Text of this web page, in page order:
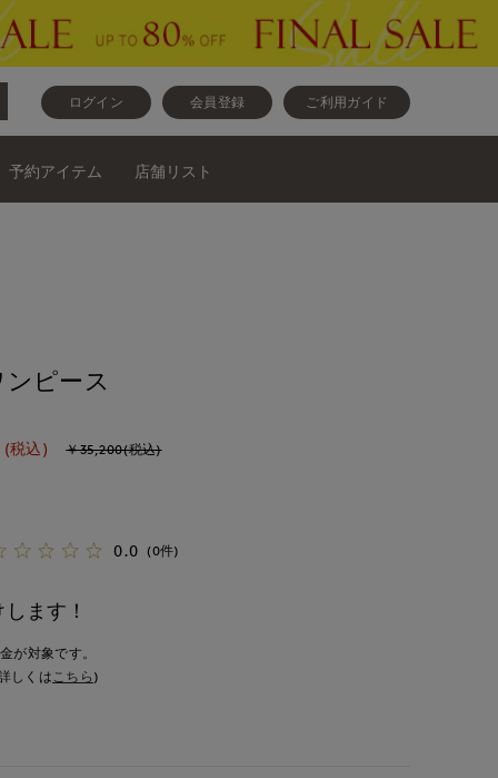
ログイン 会員登録 ご利用ガイド
予約アイテム 店舗リスト
ピース
(税込) ￥35,200(税込)
0.0 (0件)
ます！
が対象です。
しくはこちら )